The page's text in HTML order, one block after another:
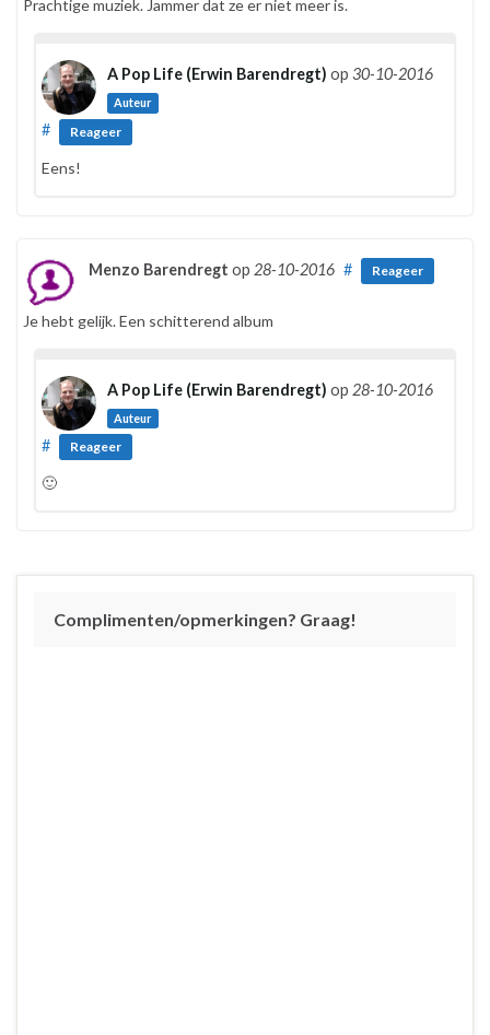
Prachtige muziek. Jammer dat ze er niet meer is.
A Pop Life (Erwin Barendregt) op 30-10-2016
Auteur
# Reageer
Eens!
Menzo Barendregt op 28-10-2016 # Reageer
Je hebt gelijk. Een schitterend album
A Pop Life (Erwin Barendregt) op 28-10-2016
Auteur
# Reageer
🙂
Complimenten/opmerkingen? Graag!